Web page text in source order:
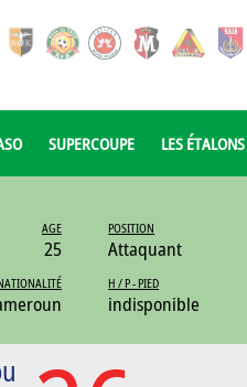
SUPERCOUPE LES ÉTALONS
AGE
25
POSITION
Attaquant
H / P - PIED
indisponible